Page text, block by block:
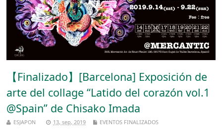
【Finalizado】[Barcelona] Exposición de
arte del collage “Latido del corazón vol.1
@Spain” de Chisako Imada
ESJAPON 13, sep, 2019 EVENTOS FINALIZADOS